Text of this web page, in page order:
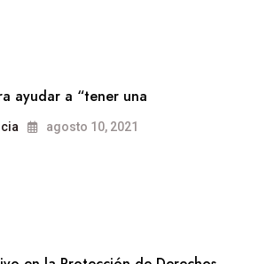
ayudar a “tener una
agosto 10, 2021